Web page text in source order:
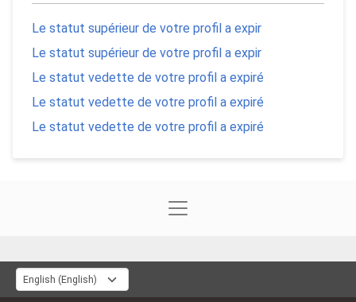
Le statut supérieur de votre profil a expir
Le statut supérieur de votre profil a expir
Le statut vedette de votre profil a expiré
Le statut vedette de votre profil a expiré
Le statut vedette de votre profil a expiré